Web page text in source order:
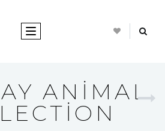
TOGGLE NAVIGATION
ANIMAL